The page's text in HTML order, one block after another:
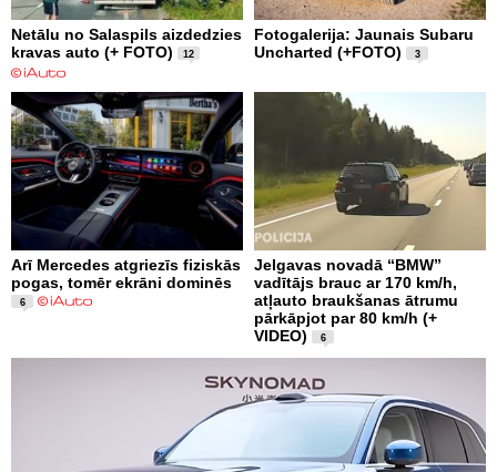
Netālu no Salaspils aizdedzies
kravas auto (+ FOTO)
12
Fotogalerija: Jaunais Subaru
Uncharted (+FOTO)
3
Arī Mercedes atgriezīs fiziskās
pogas, tomēr ekrāni dominēs
6
Jelgavas novadā “BMW”
vadītājs brauc ar 170 km/h,
atļauto braukšanas ātrumu
pārkāpjot par 80 km/h (+
VIDEO)
6